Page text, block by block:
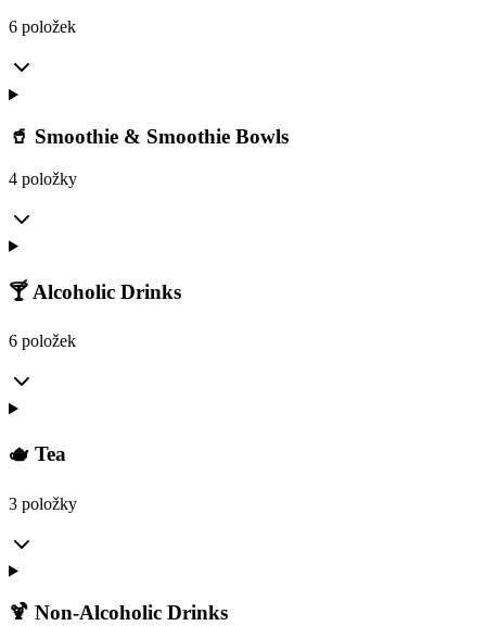
6 položek
🥤 Smoothie & Smoothie Bowls
4 položky
🍸 Alcoholic Drinks
6 položek
🫖 Tea
3 položky
🍹 Non-Alcoholic Drinks